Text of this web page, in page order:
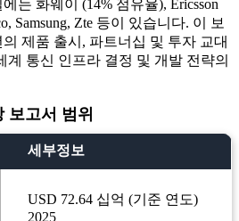
는 화웨이 (14% 점유율), Ericsson
Samsung, Zte 등이 있습니다. 이 보
의 제품 출시, 파트너십 및 투자 교대
계 통신 인프라 결정 및 개발 전략의
보고서 범위
세부정보
USD 72.64 십억 (기준 연도)
2025